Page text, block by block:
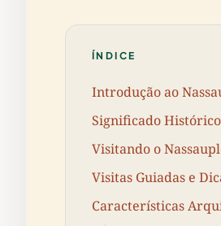
ÍNDICE
Introdução ao
Significado
Visitando o
Visitas Guiadas e
Características